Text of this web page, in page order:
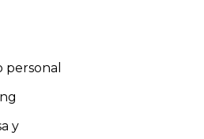
personal
y